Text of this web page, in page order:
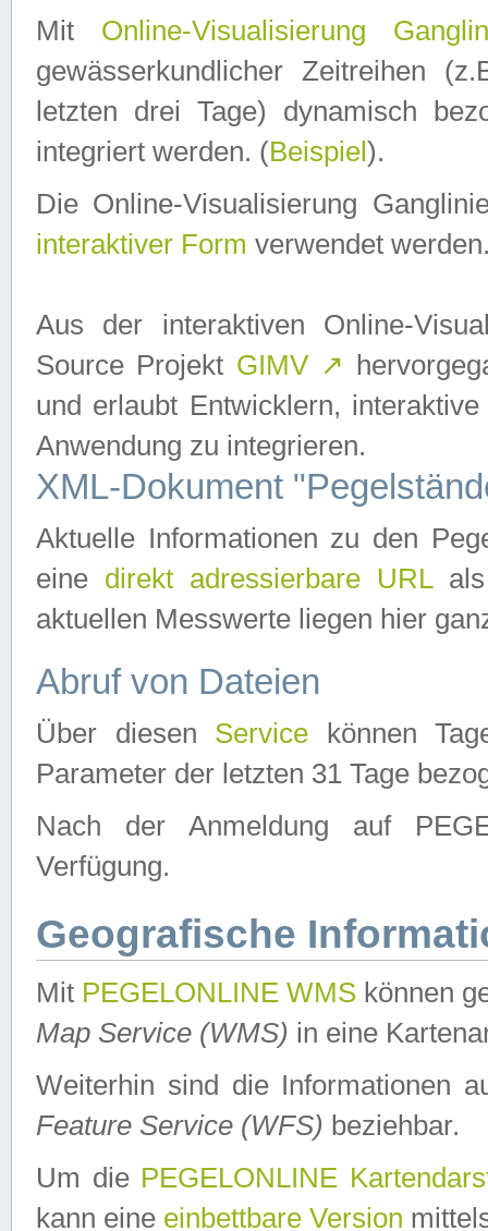
Mit Online-Visualisierung
gewässerkundlicher Zeitreihen
letzten drei Tage) dynamisch
integriert werden. (Beispiel ).
Die Online-Visualisierung
interaktiver Form verwendet
Aus der interaktiven Online-
Source Projekt GIMV ↗
und erlaubt Entwicklern,
Anwendung zu integrieren.
XML-Dokument
Aktuelle Informationen zu den
eine direkt adressierbare URLals
aktuellen Messwerte liegen hier
Abruf von Dateien
Über diesen Service können
Parameter der letzten 31 Tage
Nach der Anmeldung auf
Verfügung.
Geografische
Mit PEGELONLINE WMS können
Map Service (WMS) in eine
Weiterhin sind die Informationen
Feature Service (WFS) beziehbar.
Um die PEGELONLINE
kann eine einbettbare Version